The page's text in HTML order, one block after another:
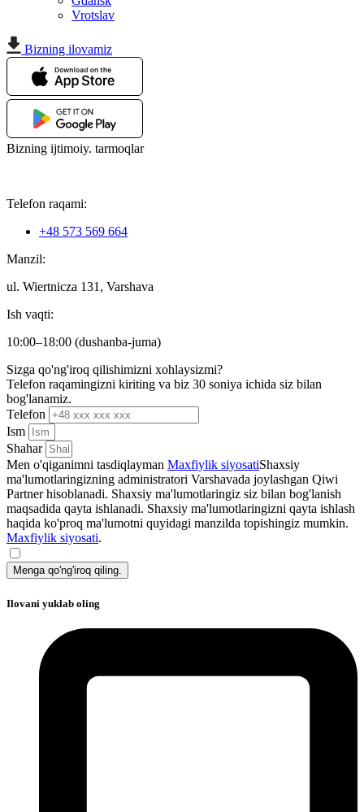
Vrotslav
Bizning ilovamiz
Bizning ijtimoiy. tarmoqlar
Telefon raqami:
+48 573 569 664
Manzil:
ul. Wiertnicza 131, Varshava
Ish vaqti:
10:00–18:00 (dushanba-juma)
Sizga qo'ng'iroq qilishimizni xohlaysizmi?
Telefon raqamingizni kiriting va biz 30 soniya ichida siz bilan
bog'lanamiz.
Telefon
Ism
Shahar
Men o'qiganimni tasdiqlayman Maxfiylik siyosatiShaxsiy
ma'lumotlaringizning administratori Varshavada joylashgan Qiwi
Partner hisoblanadi. Shaxsiy ma'lumotlaringiz siz bilan bog'lanish
maqsadida qayta ishlanadi. Shaxsiy ma'lumotlaringizni qayta ishlash
haqida ko'proq ma'lumotni quyidagi manzilda topishingiz mumkin.
Maxfiylik siyosati.
Menga qo'ng'iroq qiling.
Ilovani yuklab oling